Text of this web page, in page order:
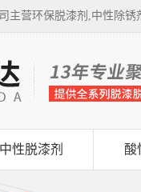
主营环保脱漆剂,中性除
中性脱漆剂 酸